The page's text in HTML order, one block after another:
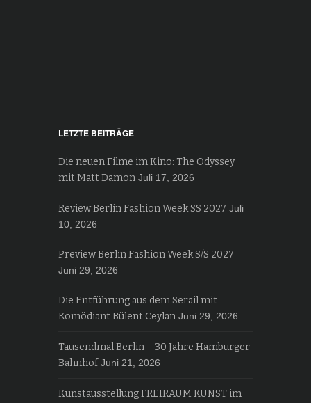
LETZTE BEITRÄGE
Die neuen Filme im Kino: The Odyssey
mit Matt Damon Juli 17, 2026
Review Berlin Fashion Week SS 2027 Juli
10, 2026
Preview Berlin Fashion Week S/S 2027
Juni 29, 2026
Die Entführung aus dem Serail mit
Komödiant Bülent Ceylan Juni 29, 2026
Tausendmal Berlin – 30 Jahre Hamburger
Bahnhof Juni 21, 2026
Kunstausstellung FREIRAUM KUNST im